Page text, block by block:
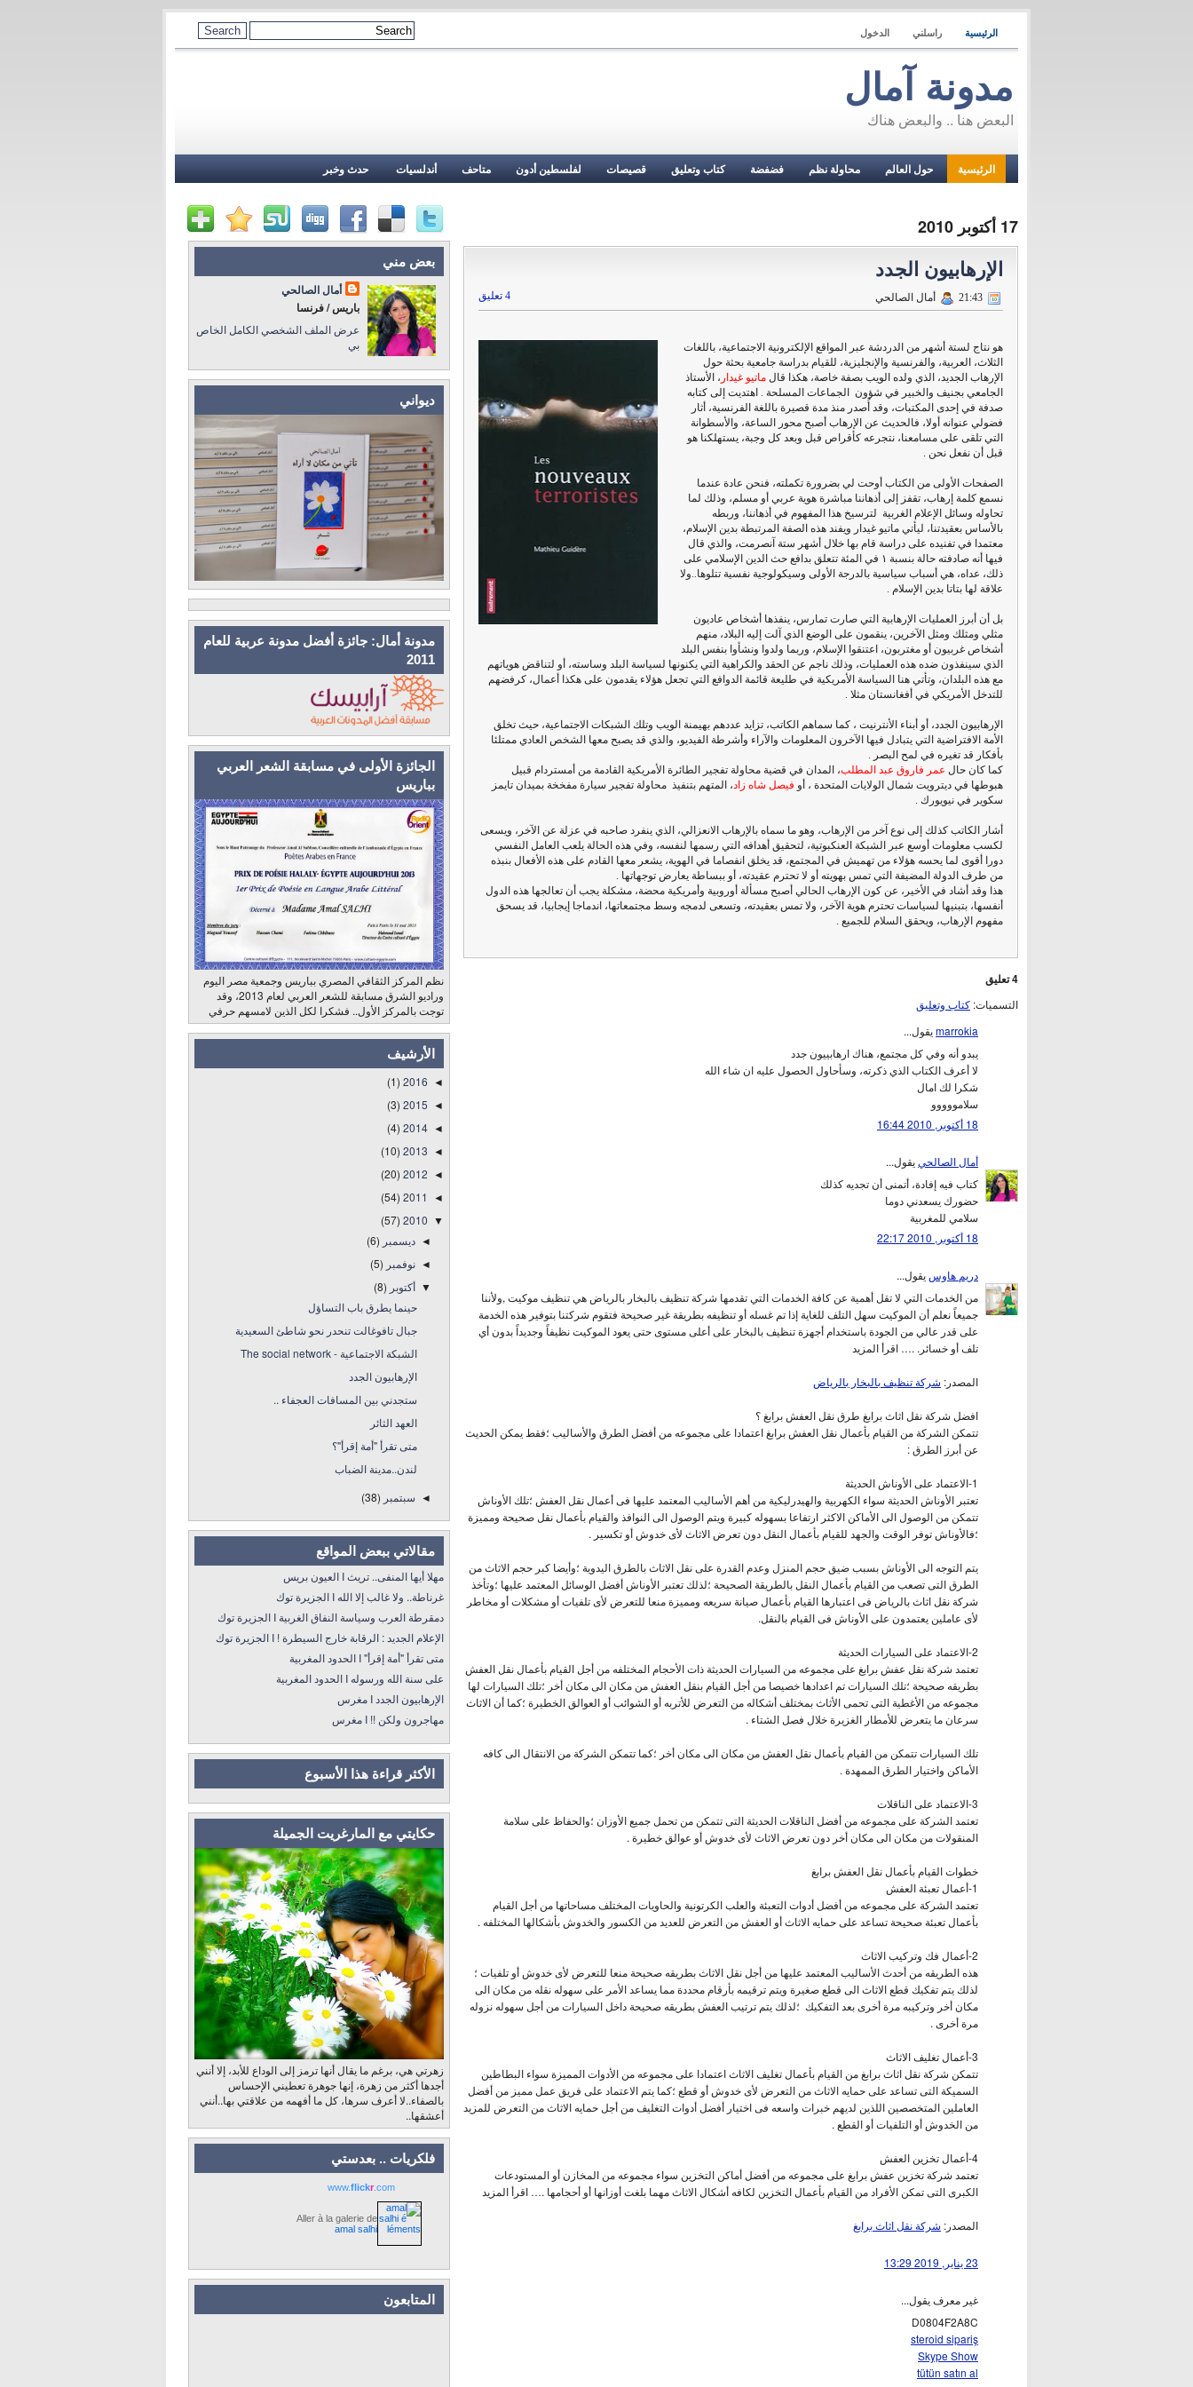
الرئيسية راسلني الدخول
مدونة آمال
البعض هنا .. والبعض هناك
الرئيسية حول العالم محاولة نظم فضفضة كتاب وتعليق قصيصات لفلسطين أدون متاحف أندلسيات حدث وخبر
17 أكتوبر 2010
الإرهابيون الجدد
4 تعليق أمال الصالحي
هو نتاج لستة أشهر من الدردشة عبر المواقع الإلكترونية الاجتماعية، باللغات
الثلاث، العربية، والفرنسية والإنجليزية، للقيام بدراسة جامعية بحثة حول
الإرهاب الجديد، الذي ولده الويب بصفة خاصة، هكذا قال ماتيو غيدار ، الأستاذ
الجامعي بجنيف والخبير في شؤون الجماعات المسلحة . اهتديت إلى كتابه
صدفة في إحدى المكتبات، وقد أُصدر منذ مدة قصيرة باللغة الفرنسية، أثار
فضولي عنوانه أولا، فالحديث عن الإرهاب أصبح محور الساعة، والأسطوانة
التي تلقى على مسامعنا، نتجرعه كأقراص قبل وبعد كل وجبة، يستهلكنا هو
قبل أن نفعل نحن .
الصفحات الأولى من الكتاب أوحت لي بضرورة تكملته، فنحن عادة عندما
نسمع كلمة إرهاب، تقفز إلى أذهاننا مباشرة هوية عربي أو مسلم، وذلك لما
تحاوله وسائل الإعلام الغربية لترسيخ هذا المفهوم في أذهاننا، وربطه
بالأساس بعقيدتنا، ليأتي ماتيو غيدار ويفند هذه الصفة المرتبطة بدين الإسلام،
معتمدا في تفنيده على دراسة قام بها خلال أشهر ستة آنصرمت، والذي قال
فيها أنه صادفته حالة بنسبة ١ في المئة تتعلق بدافع حث الدين الإسلامي على
ذلك، عداه، هي أسباب سياسية بالدرجة الأولى وسيكولوجية نفسية تتلوها..ولا
علاقة لها بتاتا بدين الإسلام .
بل أن أبرز العمليات الإرهابية التي صارت تمارس، ينفذها أشخاص عاديون
مثلي ومثلك ومثل الآخرين، ينقمون على الوضع الذي آلت إليه البلاد، منهم
أشخاص غربيون أو مغتربون، اعتنقوا الإسلام، وربما ولدوا ونشأوا بنفس البلد
الذي سينفذون ضده هذه العمليات، وذلك ناجم عن الحقد والكراهية التي يكنونها لسياسة البلد وساسته، أو لتناقض هوياتهم
مع هذه البلدان، وتأتي هنا السياسة الأمريكية في طليعة قائمة الدوافع التي تجعل هؤلاء يقدمون على هكذا أعمال، كرفضهم
للتدخل الأمريكي في أفغانستان مثلا .
الإرهابيون الجدد، أو أبناء الأنترنيت ، كما سماهم الكاتب، تزايد عددهم بهيمنة الويب وتلك الشبكات الاجتماعية، حيث تخلق
الأمة الافتراضية التي يتبادل فيها الآخرون المعلومات والآراء وأشرطة الفيديو، والذي قد يصبح معها الشخص العادي ممتلئا
بأفكار قد تغيره في لمح البصر .
كما كان حال عمر فاروق عبد المطلب، المدان في قضية محاولة تفجير الطائرة الأمريكية القادمة من أمستردام قبيل
هبوطها في ديترويت شمال الولايات المتحدة ، أو فيصل شاه زاد، المتهم بتنفيذ محاولة تفجير سيارة مفخخة بميدان تايمز
سكوير في نيويورك .
أشار الكاتب كذلك إلى نوع آخر من الإرهاب، وهو ما سماه بالإرهاب الانعزالي، الذي ينفرد صاحبه في عزلة عن الآخر، ويسعى
لكسب معلومات أوسع عبر الشبكة العنكبوتية، لتحقيق أهدافه التي رسمها لنفسه، وفي هذه الحالة يلعب العامل النفسي
دورا أقوى لما يحسه هؤلاء من تهميش في المجتمع، قد يخلق انفصاما في الهوية، يشعر معها القادم على هذه الأفعال بنبذه
من طرف الدولة المضيفة التي تمس بهويته أو لا تحترم عقيدته، أو ببساطة يعارض توجهاتها .
هذا وقد أشاد في الأخير، عن كون الإرهاب الحالي أصبح مسألة أوروبية وأمريكية محضة، مشكلة يجب أن تعالجها هذه الدول
أنفسها، بتبنيها لسياسات تحترم هوية الآخر، ولا تمس بعقيدته، وتسعى لدمجه وسط مجتمعاتها، اندماجا إيجابيا، قد يسحق
مفهوم الإرهاب، ويحقق السلام للجميع .
4 تعليق
التسميات: كتاب وتعليق
marrokiaيقول...
يبدو أنه وفي كل مجتمع، هناك ارهابييون جدد
لا أعرف الكتاب الذي ذكرته، وسأحاول الحصول عليه ان شاء الله
شكرا لك امال
سلامووووو
18 أكتوبر, 2010 16:44
أمال الصالحييقول...
كتاب فيه إفادة، أتمنى أن تجديه كذلك
حضورك يسعدني دوما
سلامي للمغربية
18 أكتوبر, 2010 22:17
دريم هاوس يقول...
من الخدمات التي لا تقل أهمية عن كافة الخدمات التي تقدمها شركة تنظيف بالبخار بالرياض هي تنظيف موكيت ,ولأننا
جميعاً نعلم أن الموكيت سهل التلف للغاية إذا تم غسله أو تنظيفه بطريقة غير صحيحة فتقوم شركتنا بتوفير هذه الخدمة
على قدر عالي من الجودة باستخدام أجهزة تنظيف بالبخار على أعلى مستوى حتى يعود الموكيت نظيفاً وجديداً بدون أي
تلف أو خسائر. .… اقرأ المزيد
المصدر: شركة تنظيف بالبخار بالرياض
افضل شركة نقل اثاث برابغ طرق نقل العفش برابغ ؟
تتمكن الشركة من القيام بأعمال نقل العفش برابغ اعتمادا على مجموعه من أفضل الطرق والأساليب ؛فقط يمكن الحديث
عن أبرز الطرق :
1-الاعتماد على الأوناش الحديثة
تعتبر الأوناش الحديثة سواء الكهربية والهيدرليكية من أهم الأساليب المعتمد عليها فى أعمال نقل العفش ؛تلك الأوناش
تتمكن من الوصول الى الأماكن الاكثر ارتفاعا بسهوله كبيرة ويتم الوصول الى النوافذ والقيام بأعمال نقل صحيحة ومميزة
؛فالأوناش توفر الوقت والجهد للقيام بأعمال النقل دون تعرض الاثاث لأى خدوش أو تكسير .
يتم التوجه الى الأوناش بسبب ضيق حجم المنزل وعدم القدرة على نقل الاثاث بالطرق اليدوية ؛وأيضا كبر حجم الاثاث من
الطرق التى تصعب من القيام بأعمال النقل بالطريقة الصحيحة ؛لذلك تعتبر الأوناش أفضل الوسائل المعتمد عليها ؛وتأخذ
شركة نقل اثاث بالرياض فى اعتبارها القيام بأعمال صيانة سريعه ومميزة منعا للتعرض لأى تلفيات أو مشكلات أو مخاطر
لأى عاملين يعتمدون على الأوناش فى القيام بالنقل.
2-الاعتماد على السيارات الحديثة
تعتمد شركة نقل عفش برابغ على مجموعه من السيارات الحديثة ذات الأحجام المختلفه من أجل القيام بأعمال نقل العفش
بطريقه صحيحة ؛تلك السيارات تم اعدادها خصيصا من أجل القيام بنقل العفش من مكان الى مكان أخر ؛تلك السيارات لها
مجموعه من الأغطية التى تحمى الأثاث بمختلف أشكاله من التعرض للأتربه أو الشوائب أو العوالق الخطيرة ؛كما أن الاثاث
سرعان ما يتعرض للأمطار الغزيرة خلال فصل الشتاء .
تلك السيارات تتمكن من القيام بأعمال نقل العفش من مكان الى مكان أخر ؛كما تتمكن الشركة من الانتقال الى كافه
الأماكن واختيار الطرق الممهدة .
3-الاعتماد على الناقلات
تعتمد الشركة على مجموعه من أفضل الناقلات الحديثة التى تتمكن من تحمل جميع الأوزان ؛والحفاظ على سلامة
المنقولات من مكان الى مكان أخر دون تعرض الاثاث لأى خدوش أو عوالق خطيرة .
خطوات القيام بأعمال نقل العفش برابغ
1-أعمال تعبئة العفش
تعتمد الشركة على مجموعه من أفضل أدوات التعبئة والعلب الكرتونية والحاويات المختلف مساحاتها من أجل القيام
بأعمال تعبئة صحيحة تساعد على حمايه الاثاث أو العفش من التعرض للعديد من الكسور والخدوش بأشكالها المختلفه .
2-أعمال فك وتركيب الاثاث
هذه الطريقه من أحدث الأساليب المعتمد عليها من أجل نقل الاثاث بطريقه صحيحة منعا للتعرض لأى خدوش أو تلفيات ؛
لذلك يتم تفكيك قطع الاثاث الى قطع صغيرة ويتم ترقيمه بأرقام محددة مما يساعد الأمر على سهوله نقله من مكان الى
مكان أخر وتركيبه مرة أخرى بعد التفكيك ؛لذلك يتم ترتيب العفش بطريقه صحيحة داخل السيارات من أجل سهوله نزوله
مرة أخرى .
3-أعمال تغليف الاثاث
تتمكن شركة نقل اثاث برابغ من القيام بأعمال تغليف الاثاث اعتمادا على مجموعه من الأدوات المميزة سواء البطاطين
السميكة التى تساعد على حمايه الاثاث من التعرض لأى خدوش أو قطع ؛كما يتم الاعتماد على فريق عمل مميز من أفضل
العاملين المتخصصين اللذين لديهم خبرات واسعه فى اختيار أفضل أدوات التغليف من أجل حمايه الاثاث من التعرض للمزيد
من الخدوش أو التلفيات أو القطع .
4-أعمال تخزين العفش
تعتمد شركة تخزين عفش برابغ على مجموعه من أفضل أماكن التخزين سواء مجموعه من المخازن أو المستودعات
الكبرى التى تمكن الأفراد من القيام بأعمال التخزين لكافه أشكال الاثاث مهما بلغت أوزانها أو أحجامها .… اقرأ المزيد
المصدر: شركة نقل اثاث برابغ
23 يناير, 2019 13:29
غير معرف يقول...
D0804F2A8C
steroid sipariş
Skype Show
tütün satın al
بعض مني
أمال الصالحي
باريس / فرنسا
عرض الملف الشخصي الكامل الخاص
بي
ديواني
مدونة أمال: جائزة أفضل مدونة عربية للعام
2011
الجائزة الأولى في مسابقة الشعر العربي
بباريس
نظم المركز الثقافي المصري بباريس وجمعية مصر اليوم
وراديو الشرق مسابقة للشعر العربي لعام 2013، وقد
توجت بالمركز الأول.. فشكرا لكل الذين لامسهم حرفي
الأرشيف
◄
2016
(1)
◄
2015
(3)
◄
2014
(4)
◄
2013
(10)
◄
2012
(20)
◄
2011
(54)
▼
2010
(57)
◄ديسمبر (6)
◄نوفمبر (5)
▼ أكتوبر (8)
حينما يطرق باب التساؤل
جبال تافوغالت تنحدر نحو شاطئ السعيدية
الشبكة الاجتماعية - The social network
الإرهابيون الجدد
ستجدني بين المسافات العجفاء ..
العهد الثائر
متى تقرأ "أمة إقرأ"؟
لندن..مدينة الضباب
◄ سبتمبر (38)
مقالاتي ببعض المواقع
مهلا أيها المنفى.. تريث I العيون بريس
غرناطة.. ولا غالب إلا الله I الجزيرة توك
دمقرطة العرب وسياسة النفاق الغربية I الجزيرة توك
الإعلام الجديد : الرقابة خارج السيطرة ! I الجزيرة توك
متى تقرأ "أمة إقرأ" I الحدود المغربية
على سنة الله ورسوله I الحدود المغربية
الإرهابيون الجدد I مغرس
مهاجرون ولكن !! I مغرس
الأكثر قراءة هذا الأسبوع
حكايتي مع المارغريت الجميلة
زهرتي هي، برغم ما يقال أنها ترمز إلى الوداع للأبد، إلا أنني
أجدها أكثر من زهرة، إنها جوهرة تعطيني الإحساس
بالصفاء..لا أعرف سرها، كل ما أفهمه من علاقتي بها..أنني
أعشقها..
فلكريات .. بعدستي
www.flickr .com
Aller à la galerie de
amal salhi
المتابعون